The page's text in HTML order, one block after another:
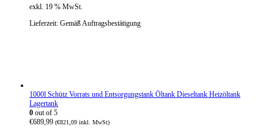
r
r
€
5
2
8
s
s
4
exkl. 19 % MwSt.
Lieferzeit: Gemäß Auftragsbestätigung
1000l Schütz Vorrats und Entsorgungstank Öltank Dieseltank Heizöltank
Lagertank
0 out of 5
€689,99 (€821,09 inkl. MwSt)